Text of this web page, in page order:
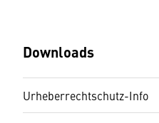
Downloads
Urheberrechtschutz-Info